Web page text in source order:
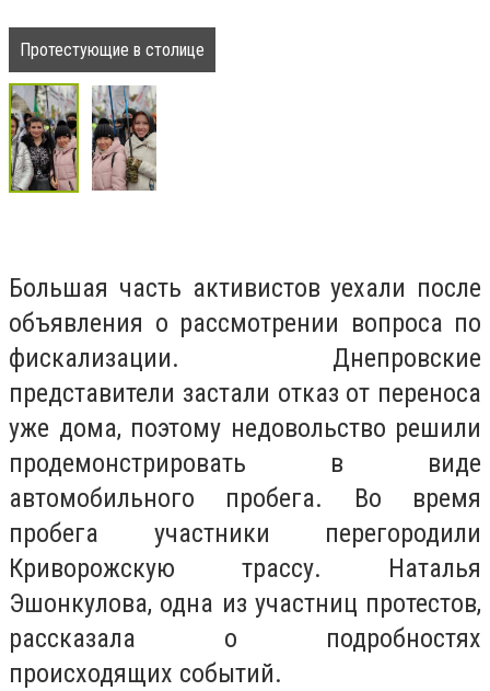
Протестующие в столице
Большая часть активистов уехали после
объявления о рассмотрении вопроса по
фискализации. Днепровские
представители застали отказ от переноса
уже дома, поэтому недовольство решили
продемонстрировать в виде
автомобильного пробега. Во время
пробега участники перегородили
Криворожскую трассу. Наталья
Эшонкулова, одна из участниц протестов,
рассказала о подробностях
происходящих событий.